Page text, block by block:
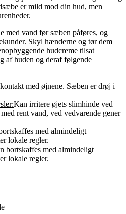
er mild mod din hud, men
med vand før sæben påføres, og
Skyl hænderne og tør dem
hudcreme tilsat
af huden og deraf følgende
med øjnene. Sæben er drøj i
Kan irritere øjets slimhinde ved
rent vand, ved vedvarende gener
med almindeligt
lokale regler.
bortskaffes med almindeligt
lokale regler.